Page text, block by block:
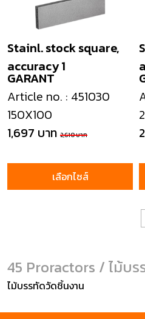
GARANT
Stainl. stock square,
accuracy 1
Article no. : 451030
150X100
1,697 บาท 2,610 บาท
เลือกไซส์
45 Proractors / ไม้บ
ไม้บรรทัดวัดชิ้นงาน